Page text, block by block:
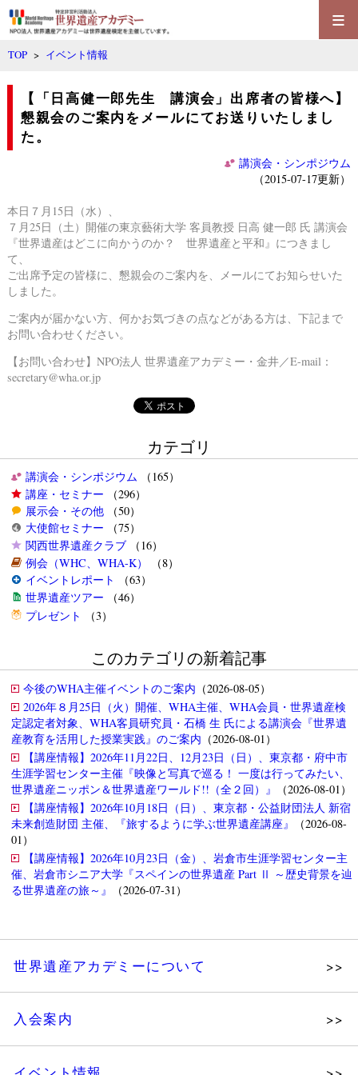
≡
TOP > イベント情報
【「日高健一郎先生 講演会」出席者の皆様へ】
懇親会のご案内をメールにてお送りいたしまし
た。
講演会・シンポジウム
（2015-07-17更新）
本日７月15日（水）、
７月25日（土）開催の東京藝術大学 客員教授 日高 健一郎 氏 講演会
『世界遺産はどこに向かうのか？ 世界遺産と平和』につきまし
て、
ご出席予定の皆様に、懇親会のご案内を、メールにてお知らせいた
しました。
ご案内が届かない方、何かお気づきの点などがある方は、下記まで
お問い合わせください。
【お問い合わせ】NPO法人 世界遺産アカデミー・金井／E-mail：
secretary@wha.or.jp
カテゴリ
講演会・シンポジウム （165）
講座・セミナー （296）
展示会・その他（50）
大使館セミナー （75）
関西世界遺産クラブ（16）
例会（WHC、WHA-K）
（8）
イベントレポート
（63）
世界遺産ツアー （46）
プレゼント
（3）
このカテゴリの新着記事
今後のWHA主催イベントのご案内 （2026-08-05）
2026年８月25日（火）開催、WHA主催、WHA会員・世界遺産検
定認定者対象、WHA客員研究員・石橋 生 氏による講演会『世界遺
産教育を活用した授業実践』のご案内 （2026-08-01）
【講座情報】2026年11月22日、12月23日（日）、東京都・府中市
生涯学習センター主催『映像と写真で巡る！ 一度は行ってみたい、
世界遺産ニッポン＆世界遺産ワールド!!（全２回）』
（2026-08-01）
【講座情報】2026年10月18日（日）、東京都・公益財団法人 新宿
未来創造財団 主催、『旅するように学ぶ世界遺産講座』
（2026-08-
01）
【講座情報】2026年10月23日（金）、岩倉市生涯学習センター主
催、岩倉市シニア大学『スペインの世界遺産 Part Ⅱ ～歴史背景を辿
る世界遺産の旅～』
（2026-07-31）
世界遺産アカデミーについて
入会案内